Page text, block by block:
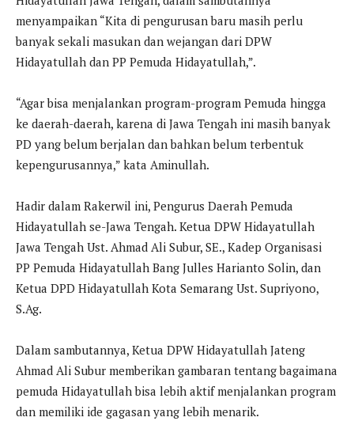
menyampaikan “Kita di pengurusan baru masih perlu
banyak sekali masukan dan wejangan dari DPW
Hidayatullah dan PP Pemuda Hidayatullah,”.
“Agar bisa menjalankan program-program Pemuda hingga
ke daerah-daerah, karena di Jawa Tengah ini masih banyak
PD yang belum berjalan dan bahkan belum terbentuk
kepengurusannya,” kata Aminullah.
Hadir dalam Rakerwil ini, Pengurus Daerah Pemuda
Hidayatullah se-Jawa Tengah. Ketua DPW Hidayatullah
Jawa Tengah Ust. Ahmad Ali Subur, SE., Kadep Organisasi
PP Pemuda Hidayatullah Bang Julles Harianto Solin, dan
Ketua DPD Hidayatullah Kota Semarang Ust. Supriyono,
S.Ag.
Dalam sambutannya, Ketua DPW Hidayatullah Jateng
Ahmad Ali Subur memberikan gambaran tentang bagaimana
pemuda Hidayatullah bisa lebih aktif menjalankan program
dan memiliki ide gagasan yang lebih menarik.